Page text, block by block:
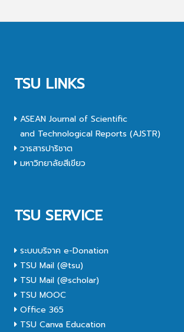
TSU LINKS
ASEAN Journal of Scientific
and Technological Reports (AJSTR)
วารสารปาริชาต
มหาวิทยาลัยสีเขียว
TSU SERVICE
ระบบบริจาค e-Donation
TSU Mail (@tsu)
TSU Mail (@scholar)
TSU MOOC
Office 365
TSU Canva Education